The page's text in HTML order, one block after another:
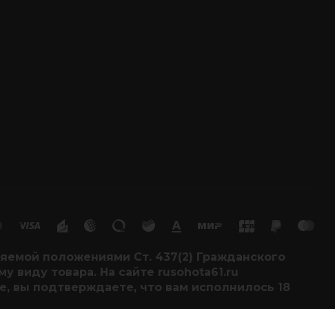
положениями Ст. 437(2) Гражданского
виду товара. На сайте rusohota61.ru
вы подтверждаете, что вам исполнилось 18